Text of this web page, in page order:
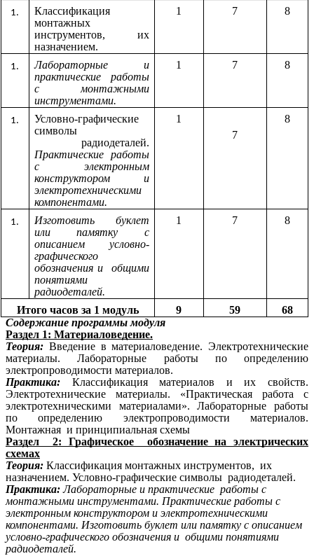
Классификация
монтажных
инструментов, их
назначением.
1 7 8
Лабораторные и
практические работы
с монтажными
инструментами.
1 7 8
Условно-графические
символы
радиодеталей.
Практические работы
с электронным
конструктором и
электротехническими
компонентами.
1
7
8
Изготовить буклет
или памятку с
описанием условно-
графического
обозначения и общими
понятиями
радиодеталей.
1 7 8
Итого часов за 1 модуль 9 59
68
Содержание программы модуля
Раздел 1: Материаловедение.
Теория: Введение в материаловедение. Электротехнические
материалы. Лабораторные работы по определению
электропроводимости материалов.
Практика: Классификация материалов и их свойств.
Электротехнические материалы. «Практическая работа с
электротехническими материалами». Лабораторные работы
по определению электропроводимости материалов.
Монтажная и принципиальная схемы
Раздел 2: Графическое обозначение на электрических
схемах
Теория: Классификация монтажных инструментов, их
назначением. Условно-графические символы радиодеталей.
Практика:Лабораторные и практические работы с
монтажными инструментами. Практические работы с
электронным конструктором и электротехническими
компонентами. Изготовить буклет или памятку с описанием
условно-графического обозначения и общими понятиями
радиодеталей.